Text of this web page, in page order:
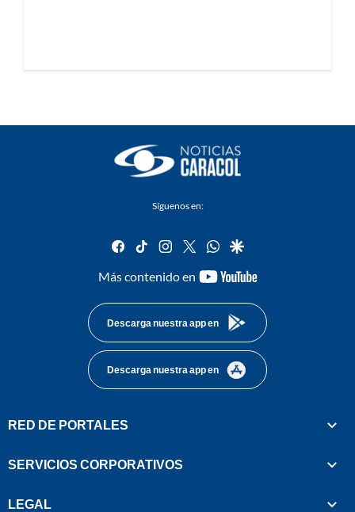
Síguenos en:
facebook
tiktok instagram
twitterwhatsapp
google
Más contenido en
youtube-
Descarga nuestra app en
Descarga nuestra app en
RED DE PORTALES
SERVICIOS CORPORATIVOS
LEGAL